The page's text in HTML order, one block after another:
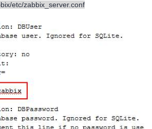
etc/zabbix_server.conf